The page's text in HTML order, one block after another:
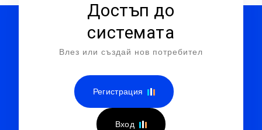
Достъп до
системата
Влез или създай нов потребител
Регистрация
Вход